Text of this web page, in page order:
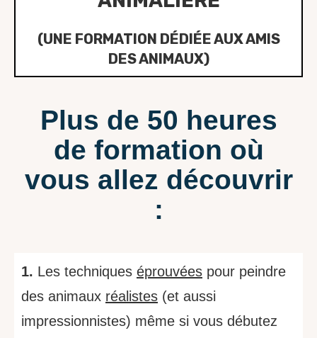
(UNE FORMATION DÉDIÉE AUX AMIS
DES ANIMAUX)
Plus de 50 heures
de formation où
vous allez découvrir
:
1. Les techniques éprouvées pour peindre
des animaux réalistes (et aussi
impressionnistes) même si vous débutez